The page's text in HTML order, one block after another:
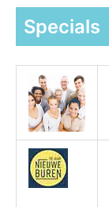
a
Specials